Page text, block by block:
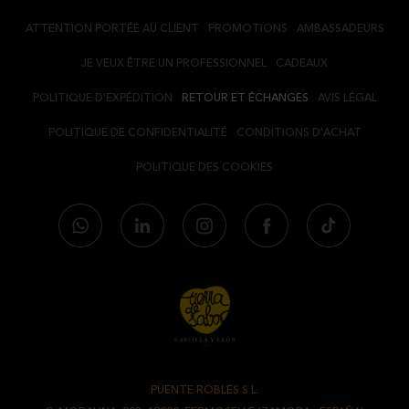
ATTENTION PORTÉE AU CLIENT PROMOTIONS AMBASSADEURS
JE VEUX ÊTRE UN PROFESSIONNEL CADEAUX
POLITIQUE D'EXPÉDITION RETOUR ET ÉCHANGES AVIS LÉGAL
POLITIQUE DE CONFIDENTIALITÉ CONDITIONS D'ACHAT
POLITIQUE DES COOKIES
PUENTE ROBLES S.L.